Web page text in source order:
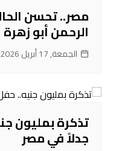
مصر.. تحسن
الرحمن أبو زهرة
الجمعة, 17 أبريل 2026, 1:54
تذكرة بمليون
جدلاً في مصر